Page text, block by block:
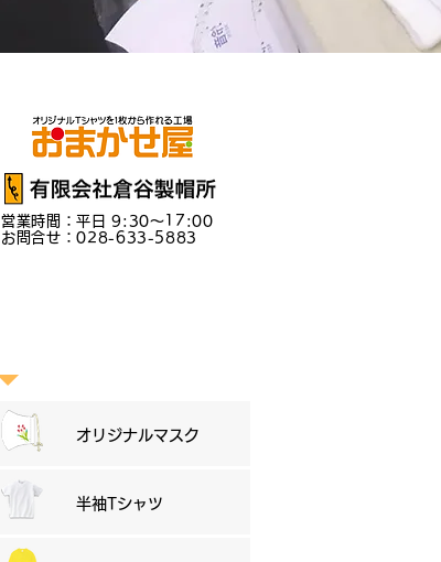
営業時間：平日 9:30～17:00
お問合せ：028-633-5883
オリジナルマスク
半袖Tシャツ